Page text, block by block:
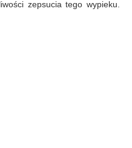
zepsucia tego wypieku.